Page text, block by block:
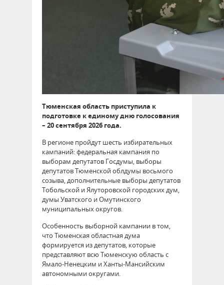
Тюменская область приступила к
подготовке к единому дню голосования
– 20 сентября 2026 года.
В регионе пройдут шесть избирательных
кампаний: федеральная кампания по
выборам депутатов Госдумы, выборы
депутатов Тюменской облдумы восьмого
созыва, дополнительные выборы депутатов
Тобольской и Ялуторовской городских дум,
думы Уватского и Омутинского
муниципальных округов.
Особенность выборной кампании в том,
что Тюменская областная дума
формируется из депутатов, которые
представляют всю Тюменскую область с
Ямало-Ненецким и Ханты-Мансийским
автономными округами.